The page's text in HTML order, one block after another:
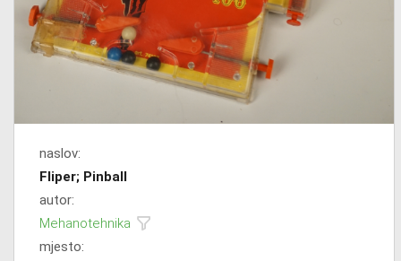
naslov:
Fliper; Pinball
autor:
Mehanotehnika
mjesto: